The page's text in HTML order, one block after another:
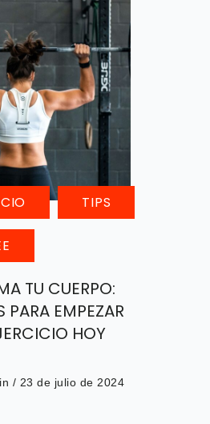
TIPS
TU CUERPO:
PARA EMPEZAR
HOY
/ 23 de julio de 2024